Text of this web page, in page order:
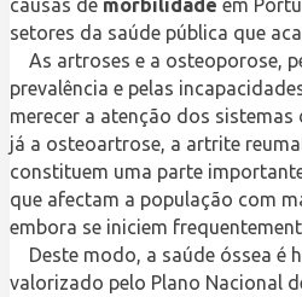
causas de morbilidade em
setores da saúde pública que
As artroses e a osteoporose,
prevalência e pelas
merecer a atenção dos
já a osteoartrose, a artrite
constituem uma parte
que afectam a população com
embora se iniciem
Deste modo, a saúde óssea é
valorizado pelo Plano Nacional